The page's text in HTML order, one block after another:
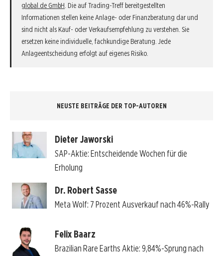
global.de GmbH . Die auf Trading-Treff bereitgestellten
Informationen stellen keine Anlage- oder Finanzberatung dar und
sind nicht als Kauf- oder Verkaufsempfehlung zu verstehen. Sie
ersetzen keine individuelle, fachkundige Beratung. Jede
Anlageentscheidung erfolgt auf eigenes Risiko.
NEUSTE BEITRÄGE DER TOP-AUTOREN
Dieter Jaworski
SAP-Aktie: Entscheidende Wochen für die
Erholung
Dr. Robert Sasse
Meta Wolf: 7 Prozent Ausverkauf nach 46%-Rally
Felix Baarz
Brazilian Rare Earths Aktie: 9,84%-Sprung nach